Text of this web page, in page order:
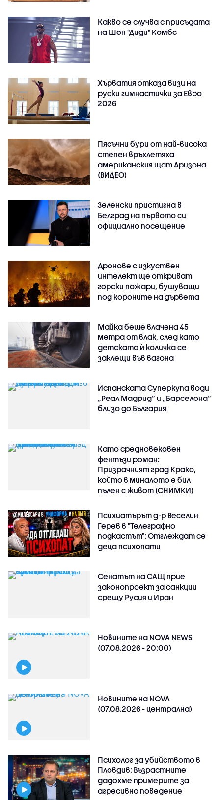
Какво се случва с присъдата
на Шон "Диди" Комбс
Хърватия отказа визи на
руски гимнастички за Евро
2026
Пясъчни бури от най-висока
степен връхлетяха
американския щат Аризона
(ВИДЕО)
Зеленски пристигна в
Белград на първото си
официално посещение
Дронове с изкуствен
интелект ще откриват
горски пожари, бушуващи
под короните на дървета
Майка беше влачена 45
метра от влак, след като
детската ѝ количка се
заклещи във вагона
Испанската Суперкупа води
„Реал Мадрид“ и „Барселона“
близо до България
Като средновековен
фентъзи роман:
Призрачният град Крако,
който в миналото е бил
пълен с живот (СНИМКИ)
Психиатърът д-р Веселин
Герев в "Телеграфно
подкастът": Отглеждат се
деца психопати
Сенатът на САЩ прие
законопроект за санкции
срещу Русия и Иран
Новините на NOVA NEWS
(07.08.2026 - 20:00)
Новините на NOVA
(07.08.2026 - централна)
Психолог за убийството в
Пловдив: Възрастните
дадохме примерите за
агресивно поведение